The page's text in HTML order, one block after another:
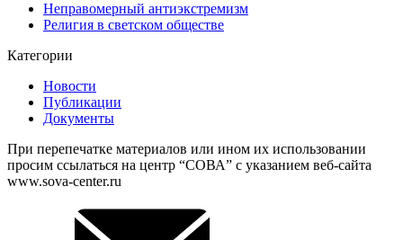
Неправомерный антиэкстремизм
Религия в светском обществе
Категории
Новости
Публикации
Документы
При перепечатке материалов или ином их использовании
просим ссылаться на центр “СОВА” с указанием веб-сайта
www.sova-center.ru